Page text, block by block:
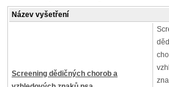
Název vyšetření
Screening dědičných chorob a